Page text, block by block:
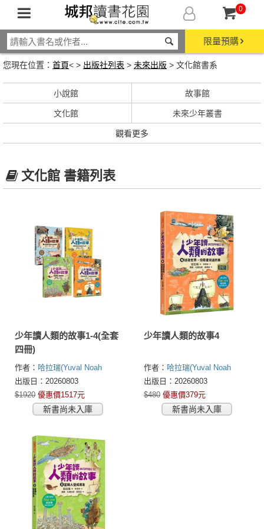
0
限量預購
您現在位置： 首頁< > 出版社列表 > 未來出版 > 文化館書系
小說館 故事館
文化館 未來少年叢書
觀看更多
文化館 書籍列表
少年讀人類的故事1-4(全套
四冊)
作者： 哈拉瑞(Yuval Noah
Harari)
出版日：20260803
$1920 優惠價1517元
新書尚未入庫
少年讀人類的故事4
作者： 哈拉瑞(Yuval Noah
Harari)
出版日：20260803
$480 優惠價379元
新書尚未入庫